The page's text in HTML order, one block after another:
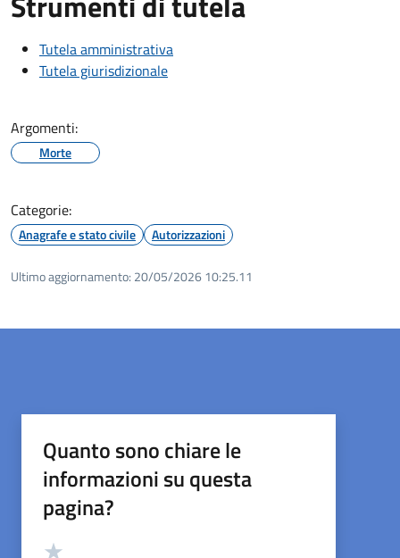
Tutela amministrativa
Tutela giurisdizionale
Argomenti:
Morte
Categorie:
Anagrafe e stato civile Autorizzazioni
Ultimo aggiornamento: 20/05/2026 10:25.11
Quanto sono chiare le
informazioni su questa
pagina?
Valutazione